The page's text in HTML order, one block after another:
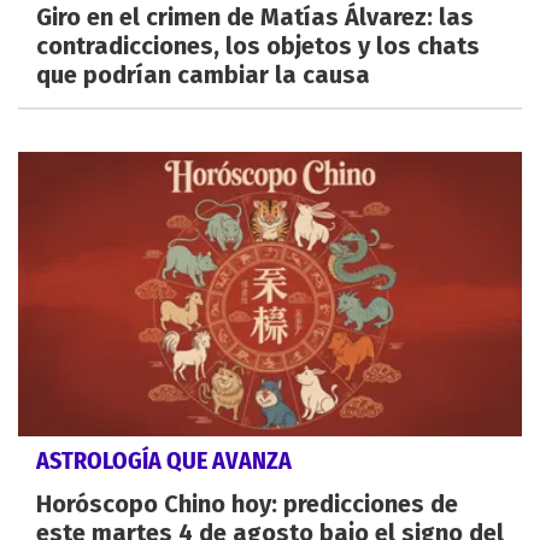
Giro en el crimen de Matías Álvarez: las
contradicciones, los objetos y los chats
que podrían cambiar la causa
ASTROLOGÍA QUE AVANZA
Horóscopo Chino hoy: predicciones de
este martes 4 de agosto bajo el signo del